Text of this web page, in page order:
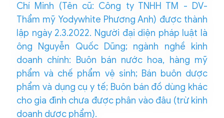
Chí Minh (Tên cũ: Công ty TNHH TM - DV-
Thẩm mỹ Yodywhite Phương Anh) được thành
lập ngày 2.3.2022. Người đại diện pháp luật là
ông Nguyễn Quốc Dũng; ngành nghề kinh
doanh chính: Buôn bán nước hoa, hàng mỹ
phẩm và chế phẩm vệ sinh; Bán buôn dược
phẩm và dụng cụ y tế; Buôn bán đồ dùng khác
cho gia đình chưa được phân vào đâu (trừ kinh
doanh dược phẩm).